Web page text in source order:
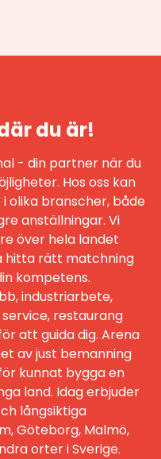
du är!
- din partner när du
Hos oss kan
olika branscher, både
anställningar. Vi
över hela landet
hitta rätt matchning
kompetens.
industriarbete,
restaurang
att guida dig. Arena
av just bemanning
kunnat bygga en
land. Idag erbjuder
långsiktiga
Göteborg, Malmö,
orter i Sverige.